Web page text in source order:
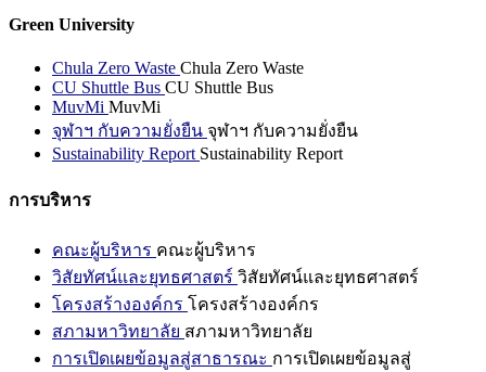
Green University
Chula Zero Waste Chula Zero Waste
CU Shuttle Bus CU Shuttle Bus
MuvMi MuvMi
จุฬาฯ กับความยั่งยืน จุฬาฯ กับความยั่งยืน
Sustainability Report Sustainability Report
การบริหาร
คณะผู้บริหาร คณะผู้บริหาร
วิสัยทัศน์และยุทธศาสตร์ วิสัยทัศน์และยุทธศาสตร์
โครงสร้างองค์กร โครงสร้างองค์กร
สภามหาวิทยาลัย สภามหาวิทยาลัย
การเปิดเผยข้อมูลสู่สาธารณะ การเปิดเผยข้อมูลสู่